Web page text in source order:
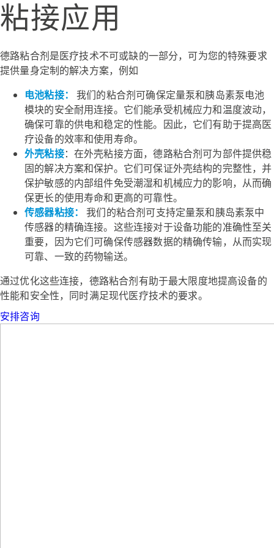
粘接应用
德路粘合剂是医疗技术不可或缺的一部分，可为您的特殊要求
提供量身定制的解决方案，例如
电池粘接：我们的粘合剂可确保定量泵和胰岛素泵电池
模块的安全耐用连接。它们能承受机械应力和温度波动，
确保可靠的供电和稳定的性能。因此，它们有助于提高医
疗设备的效率和使用寿命。
外壳粘接：在外壳粘接方面，德路粘合剂可为部件提供稳
固的解决方案和保护。它们可保证外壳结构的完整性，并
保护敏感的内部组件免受潮湿和机械应力的影响，从而确
保更长的使用寿命和更高的可靠性。
传感器粘接：我们的粘合剂可支持定量泵和胰岛素泵中
传感器的精确连接。这些连接对于设备功能的准确性至关
重要，因为它们可确保传感器数据的精确传输，从而实现
可靠、一致的药物输送。
通过优化这些连接，德路粘合剂有助于最大限度地提高设备的
性能和安全性，同时满足现代医疗技术的要求。
安排咨询